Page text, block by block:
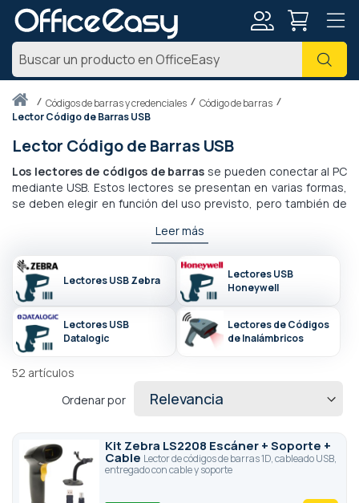
Iniciocódigos de barras y credenciales
Código de barras
Lector Código de Barras USB
Lector Código de Barras USB
Los lectores de códigos de barras se pueden conectar al PC
mediante USB. Estos lectores se presentan en varias formas,
se deben elegir en función del uso previsto, pero también de
de mano con código de barras USB - El incorporado. Los
poder colocarlos en aparatos específicos. Estos lectores son
ideales para supermercados e hipermercados porque
permiten escanear diariamente grandes cantidades de
códigos de barras. Los terminales de escritorio suelen estar
conectados a una caja registradora, pero pueden ser otro
tipo de dispositivo electrónico. Suelen formar parte de una
escanear elementos grandes.
Leer más
Lectores USB Zebra
Lectores USB
Honeywell
Lectores USB
Datalogic
Lectores de Códigos
de Inalámbricos
52 artículos
Ordenar por
Kit Zebra LS2208 Escáner + Soporte +
Cable Lector de códigos de barras 1D, cableado USB,
entregado con cable y soporte